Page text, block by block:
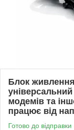
Блок
модемів та
працює від
Готово до відправки